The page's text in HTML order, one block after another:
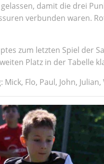
damit die drei
verbunden waren.
zum letzten Spiel der
Platz in der Tabelle
Flo, Paul, John,